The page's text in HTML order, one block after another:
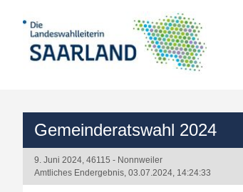
Gemeinderatswahl 2024
9. Juni 2024, 46115 - Nonnweiler
Amtliches Endergebnis, 03.07.2024, 14:24:33